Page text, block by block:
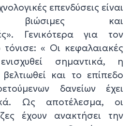
επενδύσεις είναι
βιώσιμες και
Γενικότερα για τον
τόνισε: « Οι κεφαλαιακές
σημαντικά, η
και το επίπεδο
δανείων έχει
Ως αποτέλεσμα, οι
έχουν ανακτήσει την